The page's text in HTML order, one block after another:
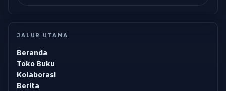
JALUR UTAMA
Beranda
Toko Buku
Kolaborasi
Berita